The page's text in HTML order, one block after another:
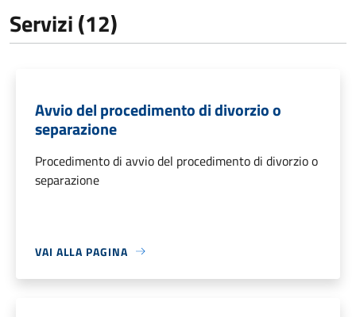
Servizi (12)
Avvio del procedimento di divorzio o
separazione
Procedimento di avvio del procedimento di divorzio o
separazione
VAI ALLA PAGINA